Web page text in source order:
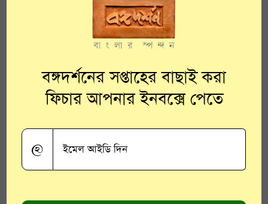
চালিয়ে দারুণ গর্ব অনুভব করি। কারণ
পুরোনো দিনের ঐতিহ্যবাহী গাড়ি আবার
পাহাড়ে ফিরিয়ে এনেছি আমি।”
বঙ্গদর্শনের সপ্তাহের বাছাই করা
ফিচার আপনার ইনবক্সে পেতে
@